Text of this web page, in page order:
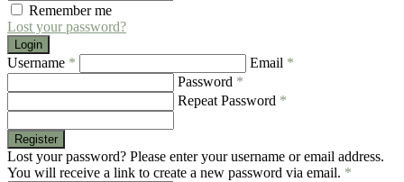
Remember me
Lost your password?
Login
Username * Email *
Password *
Repeat Password *
Register
Lost your password? Please enter your username or email address.
You will receive a link to create a new password via email. *